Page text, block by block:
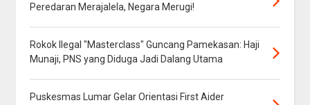
Peredaran Merajalela, Negara Merugi!
Rokok Ilegal "Masterclass" Guncang Pamekasan: Haji
Munaji, PNS yang Diduga Jadi Dalang Utama
Puskesmas Lumar Gelar Orientasi First Aider